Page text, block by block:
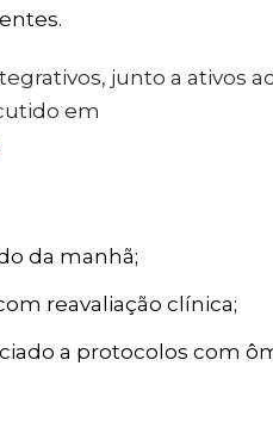
junto a ativos
em
da manhã;
reavaliação clínica;
a protocolos com